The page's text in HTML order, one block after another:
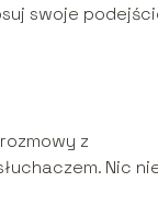
swoje
z
Nic